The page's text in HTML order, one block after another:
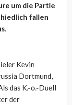
um die Partie
fallen
Kevin
Dortmund,
das K.-o.-Duell
der